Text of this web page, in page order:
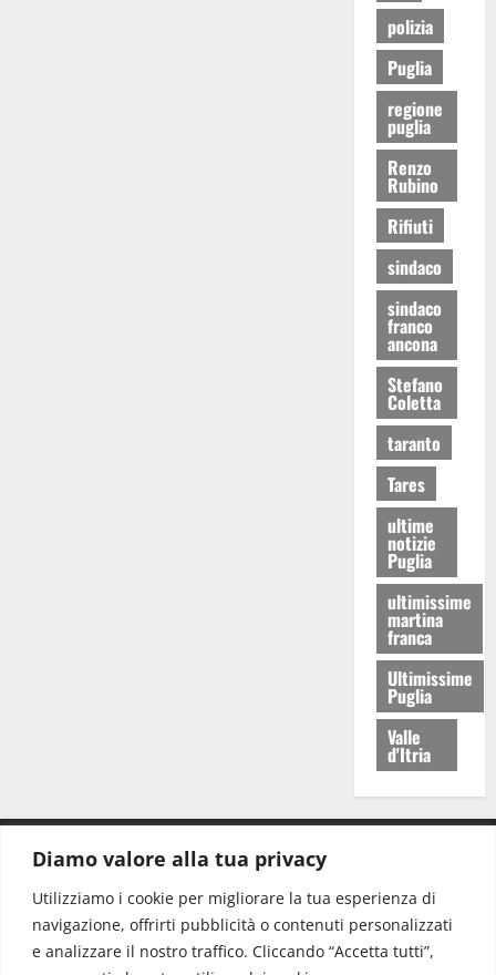
Diamo valore alla tua privacy
Utilizziamo i cookie per migliorare la tua esperienza di
navigazione, offrirti pubblicità o contenuti personalizzati
e analizzare il nostro traffico. Cliccando “Accetta tutti”,
polizia
Puglia
regione
puglia
Renzo
Rubino
Rifiuti
sindaco
sindaco
franco
ancona
Stefano
Coletta
taranto
Tares
ultime
notizie
Puglia
ultimissime
martina
franca
Ultimissime
Puglia
Valle
d'Itria
Redazione: redazione@www.martinasera.it
Direttore:direttore@www.martinasera.it